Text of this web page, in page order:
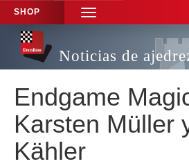
SHOP
TOGGLE
NAVIGATION
Noticias de
Endgame
Karsten Müller
Kähler